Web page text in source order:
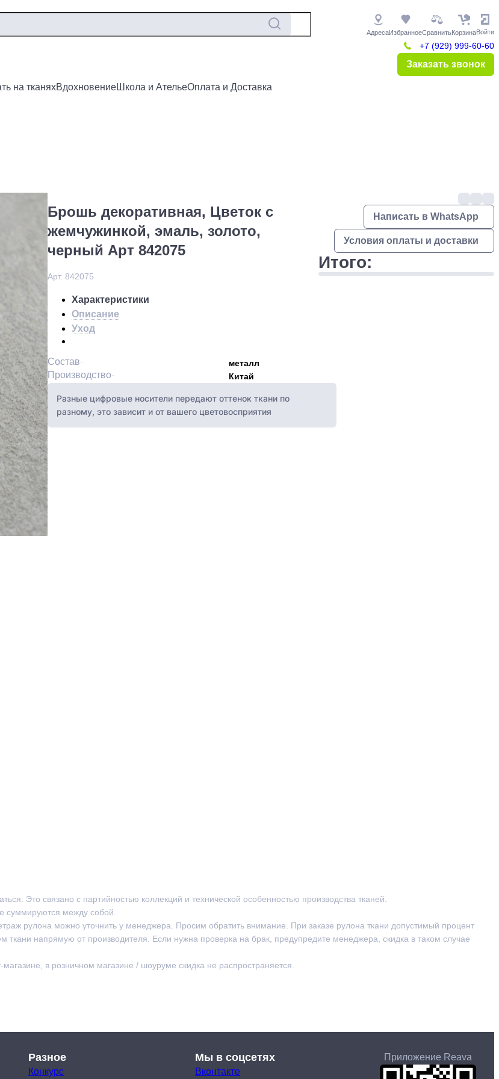
АдресаИзбранноеСравнитьКорзинаВойти
+7 (929) 999-60-60
Заказать звонок
на тканяхВдохновениеШкола и АтельеОплата и Доставка
Брошь декоративная, Цветок с
жемчужинкой, эмаль, золото,
черный Арт 842075
Арт. 842075
Характеристики
Описание
Уход
Состав металл
Производство Китай
Разные цифровые носители передают оттенок ткани по
разному, это зависит и от вашего цветовосприятия
Написать в WhatsApp
Условия оплаты и доставки
Итого:
Это связано с партийностью коллекций и технической особенностью производства тканей.
суммируются между собой.
рулона можно уточнить у менеджера. Просим обратить внимание. При заказе рулона ткани допустимый процент
ткани напрямую от производителя. Если нужна проверка на брак, предупредите менеджера, скидка в таком случае
в розничном магазине / шоуруме скидка не распространяется.
Разное
Конкурс
Мы в соцсетях
Вконтакте
Приложение Reava